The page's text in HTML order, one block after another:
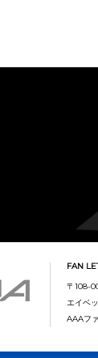
FAN
〒108-
エイベ
AAAフ